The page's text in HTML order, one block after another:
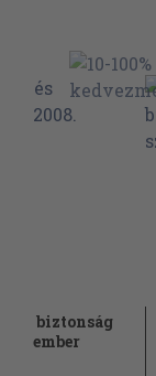
és biztonság